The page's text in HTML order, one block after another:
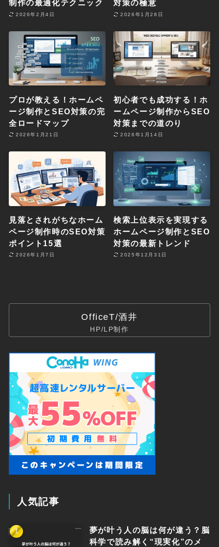
制作の最適化テクニック
2026年2月4日
対策の極意
2026年1月28日
プロが教える！ホームペ
ージ制作とSEO対策の完
全ロードマップ
2026年1月21日
初心者でも成功する！ホ
ームページ制作からSEO
対策までの道のり
2026年1月14日
見落とされがちなホーム
ページ制作時のSEO対策
ポイント15選
2026年1月7日
検索上位表示を実現する
ホームページ制作とSEO
対策の最新トレンド
2025年12月31日
OfficeT/酒井
HP/LP制作
人気記事
夢が叶う人の脳は何が違う？脳
科学で読み解く“現実化”のメ